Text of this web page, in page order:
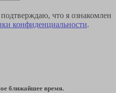
что я ознакомлен
конфиденциальности.
ближайшее время.